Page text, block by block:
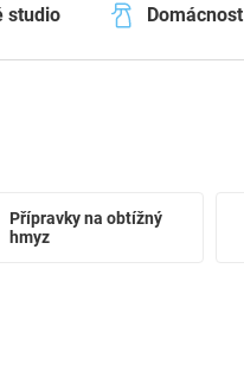
studio Domácnost
Přípravky na obtížný
hmyz